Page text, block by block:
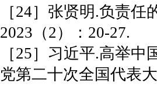
［24］张贤明.负责
2023（2）：20-27.
［25］习近平.高举
党第二十次全国代表